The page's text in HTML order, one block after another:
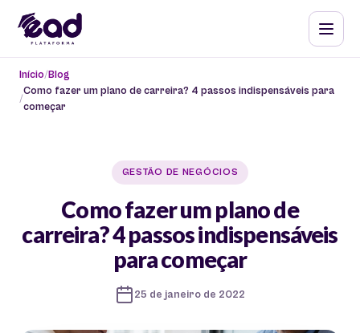
Início Blog
Como fazer um plano de carreira? 4 passos indispensáveis para
começar
GESTÃO DE NEGÓCIOS
Como fazer um plano de
carreira? 4 passos indispensáveis
para começar
25 de janeiro de 2022